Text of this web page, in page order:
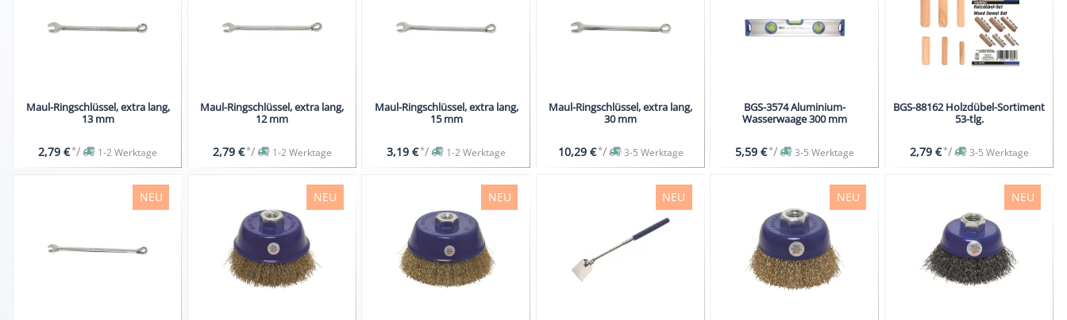
Maul-Ringschlüssel, extra lang,
13 mm
2,79 €*/ 1-2 Werktage
Maul-Ringschlüssel, extra lang,
12 mm
2,79 €*/ 1-2 Werktage
Maul-Ringschlüssel, extra lang,
15 mm
3,19 €*/ 1-2 Werktage
Maul-Ringschlüssel, extra lang,
30 mm
10,29 €*/ 3-5 Werktage
BGS-3574 Aluminium-
Wasserwaage 300 mm
5,59 €*/ 3-5 Werktage
BGS-88162 Holzdübel-Sortiment
53-tlg.
2,79 €*/ 3-5 Werktage
NEU NEU NEU NEU NEU NEU